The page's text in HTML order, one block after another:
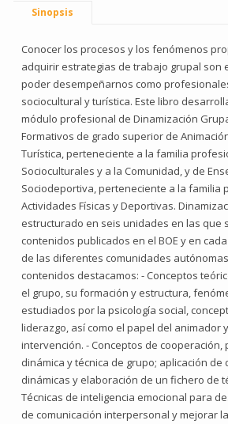
Sinopsis
Conocer los procesos y los fenómenos
adquirir estrategias de trabajo grupal son
poder desempeñarnos como
sociocultural y turística. Este libro
módulo profesional de Dinamización
Formativos de grado superior de
Turística, perteneciente a la familia
Socioculturales y a la Comunidad, y de
Sociodeportiva, perteneciente a la familia
Actividades Físicas y Deportivas.
estructurado en seis unidades en las que
contenidos publicados en el BOE y en
de las diferentes comunidades
contenidos destacamos: - Conceptos
el grupo, su formación y estructura,
estudiados por la psicología social,
liderazgo, así como el papel del animador
intervención. - Conceptos de cooperación,
dinámica y técnica de grupo; aplicación
dinámicas y elaboración de un fichero de
Técnicas de inteligencia emocional para
de comunicación interpersonal y mejorar